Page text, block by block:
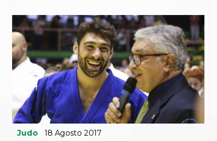
Judo 18 Agosto 2017